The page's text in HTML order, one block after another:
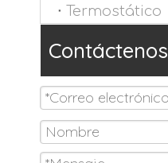
Termostático
Contáctenos